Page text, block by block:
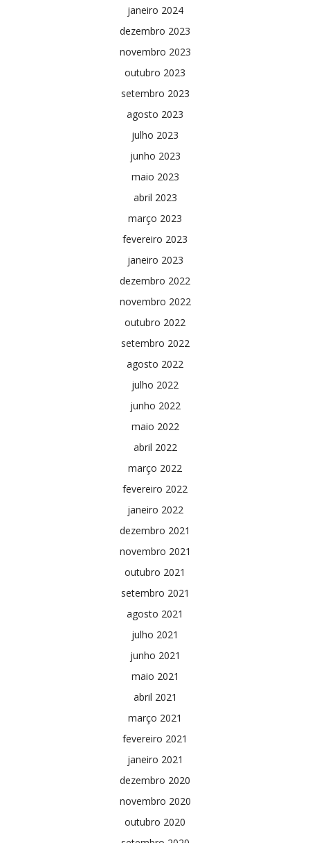
janeiro 2024
dezembro 2023
novembro 2023
outubro 2023
setembro 2023
agosto 2023
julho 2023
junho 2023
maio 2023
abril 2023
março 2023
fevereiro 2023
janeiro 2023
dezembro 2022
novembro 2022
outubro 2022
setembro 2022
agosto 2022
julho 2022
junho 2022
maio 2022
abril 2022
março 2022
fevereiro 2022
janeiro 2022
dezembro 2021
novembro 2021
outubro 2021
setembro 2021
agosto 2021
julho 2021
junho 2021
maio 2021
abril 2021
março 2021
fevereiro 2021
janeiro 2021
dezembro 2020
novembro 2020
outubro 2020